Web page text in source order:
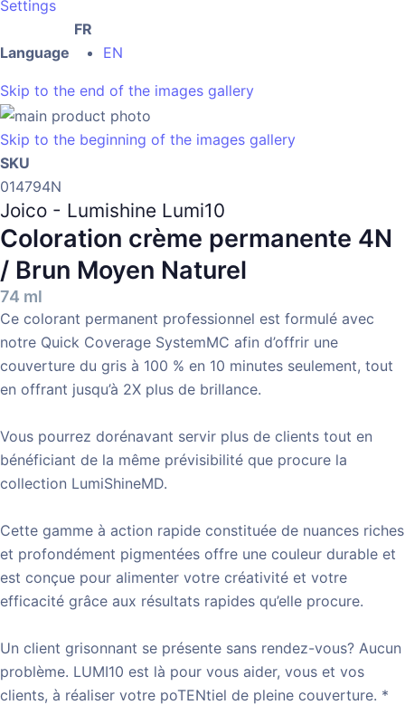
Settings
Language
FR
EN
Skip to the end of the images gallery
Skip to the beginning of the images gallery
SKU
014794N
Joico - Lumishine Lumi10
Coloration crème permanente 4N
/ Brun Moyen Naturel
74 ml
Ce colorant permanent professionnel est formulé avec
notre Quick Coverage SystemMC afin d’offrir une
couverture du gris à 100 % en 10 minutes seulement, tout
en offrant jusqu’à 2X plus de brillance.
Vous pourrez dorénavant servir plus de clients tout en
bénéficiant de la même prévisibilité que procure la
collection LumiShineMD.
Cette gamme à action rapide constituée de nuances riches
et profondément pigmentées offre une couleur durable et
est conçue pour alimenter votre créativité et votre
efficacité grâce aux résultats rapides qu’elle procure.
Un client grisonnant se présente sans rendez-vous? Aucun
problème. LUMI10 est là pour vous aider, vous et vos
clients, à réaliser votre poTENtiel de pleine couverture. *